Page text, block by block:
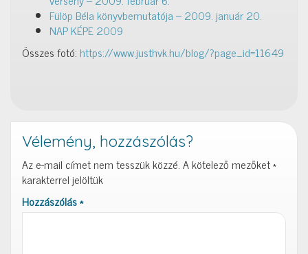
Fülöp Béla könyvbemutatója – 2009. január 20.
NAP KÉPE 2009
Összes fotó: https://www.justhvk.hu/blog/?page_id=11649
Vélemény, hozzászólás?
Az e-mail címet nem tesszük közzé.A kötelező mezőket*
karakterrel jelöltük
Hozzászólás*